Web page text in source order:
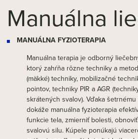
Manuálna
MANUÁLNA FYZIOTERAPIA
Manuálna terapia je odborný
ktorý zahŕňa rôzne techniky a
(mäkké) techniky, mobilizačné
pointov, techniky PIR a AGR
skrátených svalov). Vďaka
dokáže manuálna fyzioterapia
funkcie tela, zmierniť bolesti,
svalovú silu. Kúpele ponúkajú